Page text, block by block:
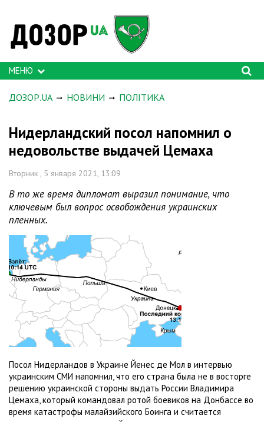
МЕНЮ
ДОЗОР.UA НОВИНИ ПОЛІТИКА
Нидерландский посол напомнил о
недовольстве выдачей Цемаха
Вторник , 5 января 2021, 13:09
В то же время дипломат выразил понимание, что
ключевым был вопрос освобождения украинских
пленных.
Посол Нидерландов в Украине Йенес де Мол в интервью
украинским СМИ напомнил, что его страна была не в восторге
решению украинской стороны выдать России Владимира
Цемаха, который командовал ротой боевиков на Донбассе во
время катастрофы малайзийского Боинга и считается